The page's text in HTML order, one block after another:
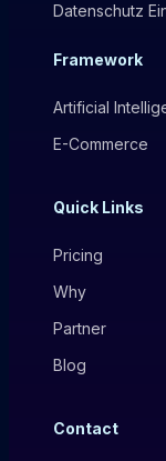
Datenschutz
Framework
Artificial
E-Commerce
Quick Links
Pricing
Why
Partner
Blog
Contact